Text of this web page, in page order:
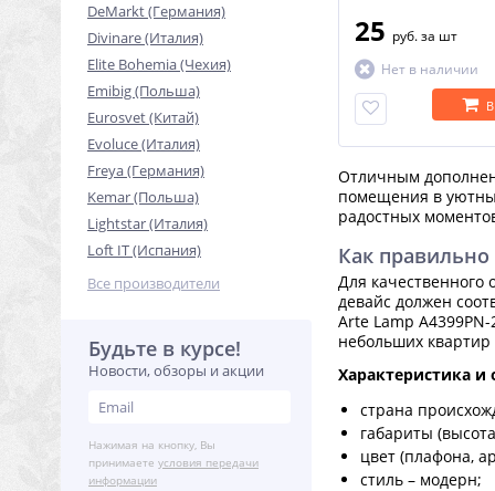
DeMarkt (Германия)
Divinare (Италия)
Elite Bohemia (Чехия)
Emibig (Польша)
Eurosvet (Китай)
Evoluce (Италия)
Freya (Германия)
Kemar (Польша)
Lightstar (Италия)
Loft IT (Испания)
Все производители
Будьте в курсе!
Новости, обзоры и акции
Нажимая на кнопку, Вы
принимаете условия передачи
информации
25 руб.за шт
Нет в наличии
Отличным
помещения в
радостных
Как
Для
девайс должен
Arte Lamp
небольших
Характеристика и
страна
габариты
цвет (плафона,
стиль – модерн;